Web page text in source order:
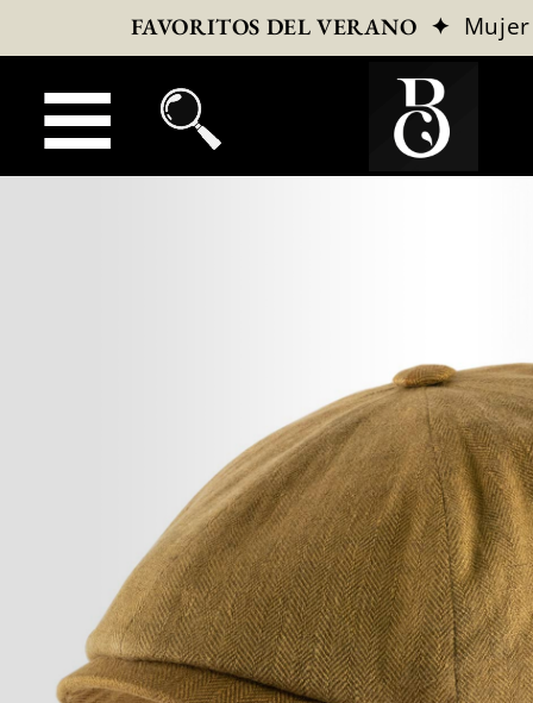
FAVORITOS DEL VERANO ✦ Mujer